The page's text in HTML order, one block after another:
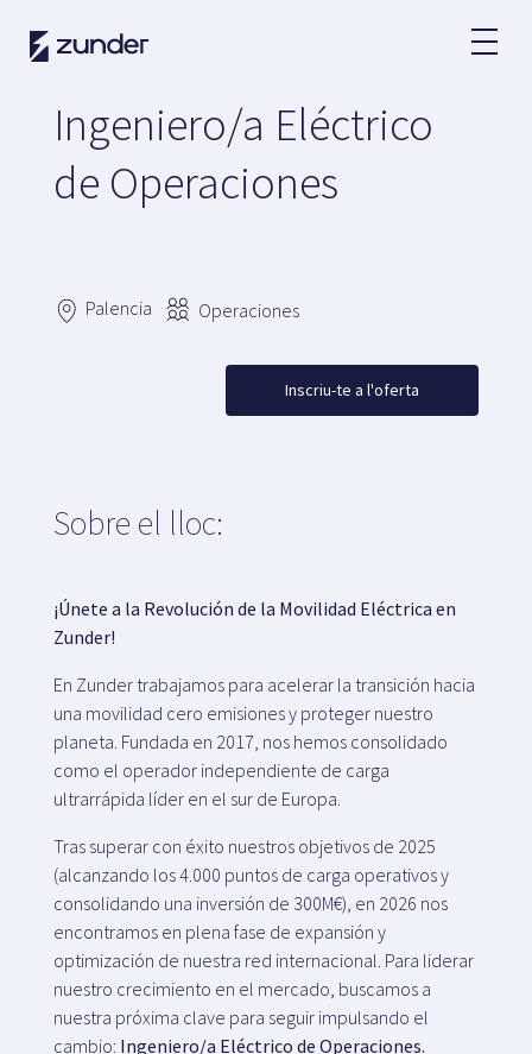
Usuari VE
App de Zunder
Plataforma SaaS
Beneficis
Per a qui
Busquem ubicacions
Què busquem?
Què oferim?
Proposa una ubicació
Ingeniero/a Eléctrico
de Operaciones
Palencia Operaciones
Inscriu-te a l'oferta
Sobre el lloc:
¡Únete a la Revolución de la Movilidad Eléctrica en
Zunder!
En Zunder trabajamos para acelerar la transición hacia
una movilidad cero emisiones y proteger nuestro
planeta. Fundada en 2017, nos hemos consolidado
como el operador independiente de carga
ultrarrápida líder en el sur de Europa.
Tras superar con éxito nuestros objetivos de 2025
(alcanzando los 4.000 puntos de carga operativos y
consolidando una inversión de 300M€), en 2026 nos
encontramos en plena fase de expansión y
optimización de nuestra red internacional. Para liderar
nuestro crecimiento en el mercado, buscamos a
nuestra próxima clave para seguir impulsando el
cambio: Ingeniero/a Eléctrico de Operaciones.